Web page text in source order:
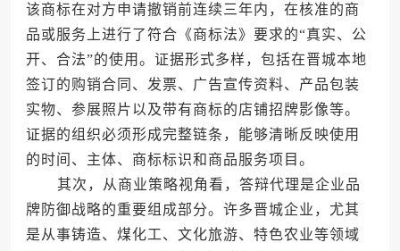
该商标在对方申请撤销前连续三年内，在核准的商
品或服务上进行了符合《商标法》要求的“真实、公
开、合法”的使用。证据形式多样，包括在晋城本地
签订的购销合同、发票、广告宣传资料、产品包装
实物、参展照片以及带有商标的店铺招牌影像等。
证据的组织必须形成完整链条，能够清晰反映使用
的时间、主体、商标标识和商品服务项目。
其次，从商业策略视角看，答辩代理是企业品
牌防御战略的重要组成部分。许多晋城企业，尤其
是从事铸造、煤化工、文化旅游、特色农业等领域